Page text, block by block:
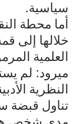
سياسية.
أما محطة
خلالها إلى
العلمية
ميرود: لم
النظرية
تناول قبضة